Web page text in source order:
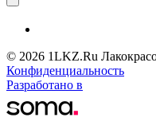
© 2026 1LKZ.Ru
Конфиденциальность
Разработано в